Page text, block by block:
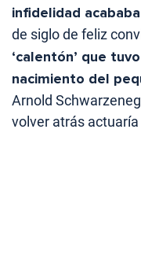
infidelidad
de siglo de feliz
‘calentón’ que
nacimiento del
Arnold
volver atrás